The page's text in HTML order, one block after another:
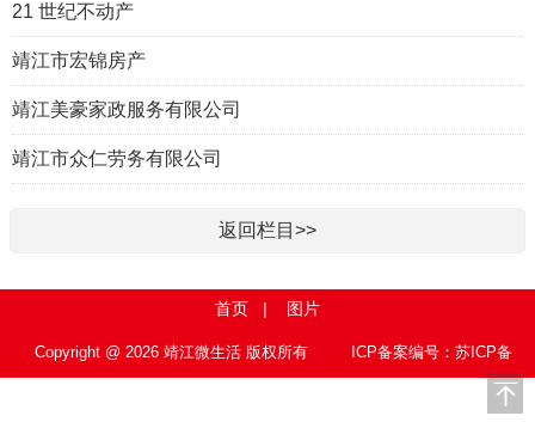
21 世纪不动产
靖江市宏锦房产
靖江美豪家政服务有限公司
靖江市众仁劳务有限公司
返回栏目>>
首页 | 图片
Copyright @ 2026 靖江微生活 版权所有
ICP备案编号：苏ICP备
15010767号